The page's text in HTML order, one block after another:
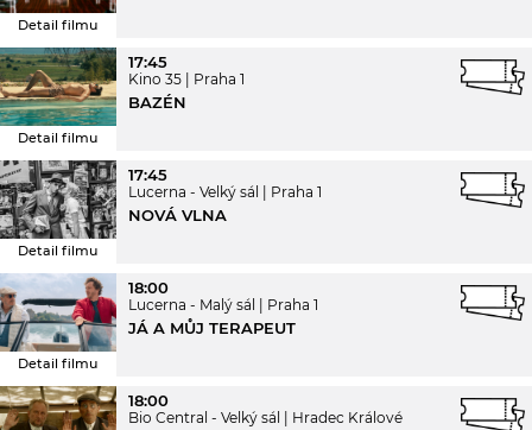
Detail filmu
Detail filmu
17:45
Kino 35 Praha 1
BAZÉN
Detail filmu
17:45
Lucerna - Velký sál Praha 1
NOVÁ VLNA
Detail filmu
18:00
Lucerna - Malý sál Praha 1
JÁ A MŮJ TERAPEUT
18:00
Bio Central - Velký sál Hradec Králové